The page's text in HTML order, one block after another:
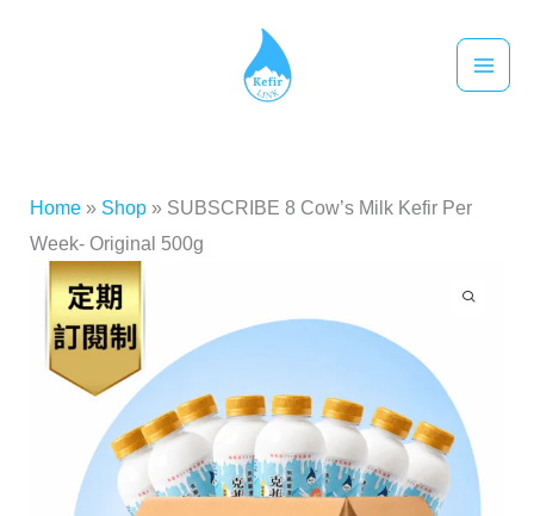
Home » Shop » SUBSCRIBE 8 Cow’s Milk Kefir Per
Week- Original 500g
SUBSCRIBE
Cow's
Milk
Week-